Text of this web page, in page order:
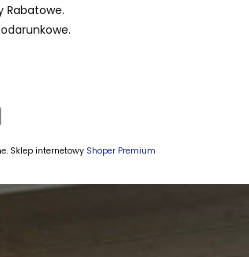
Rabatowe.
Sklep internetowy Shoper Premium